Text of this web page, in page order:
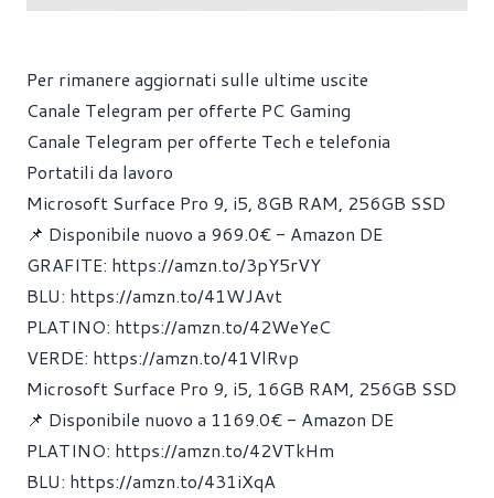
Per rimanere aggiornati sulle ultime uscite
Canale Telegram per offerte PC Gaming
Canale Telegram per offerte Tech e telefonia
Portatili da lavoro
Microsoft Surface Pro 9, i5, 8GB RAM, 256GB SSD
📌 Disponibile nuovo a 969.0€ - Amazon DE
GRAFITE: https://amzn.to/3pY5rVY
BLU: https://amzn.to/41WJAvt
PLATINO: https://amzn.to/42WeYeC
VERDE: https://amzn.to/41VlRvp
Microsoft Surface Pro 9, i5, 16GB RAM, 256GB SSD
📌 Disponibile nuovo a 1169.0€ - Amazon DE
PLATINO: https://amzn.to/42VTkHm
BLU: https://amzn.to/431iXqA